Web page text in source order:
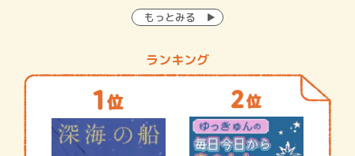
もっとみる
ランキング